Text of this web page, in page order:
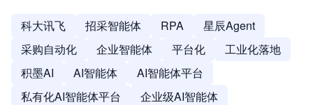
科大讯飞 招采智能体 RPA
星辰Agent
采购自动化
企业智能体 平台化
工业化落地
积墨AI
AI智能体
AI智能体平台
私有化AI智能体平台
企业级AI智能体